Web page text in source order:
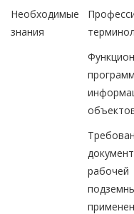
Необходимые
знания